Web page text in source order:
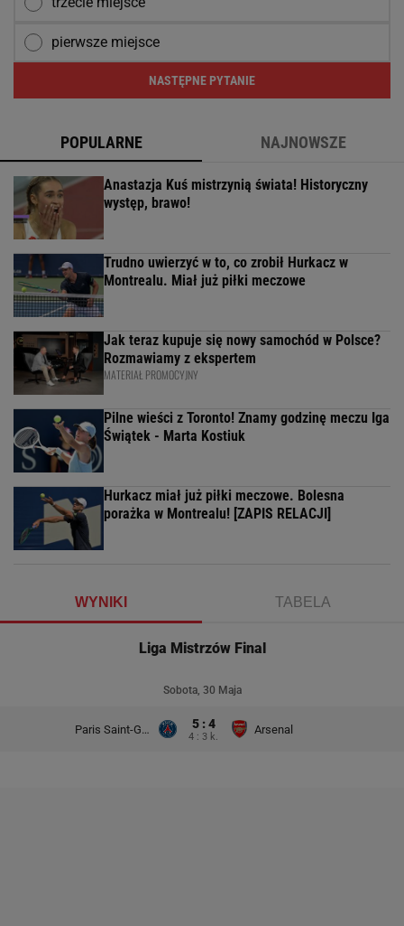
pierwsze miejsce
NASTĘPNE PYTANIE
POPULARNE NAJNOWSZE
Anastazja Kuś mistrzynią świata! Historyczny
występ, brawo!
Trudno uwierzyć w to, co zrobił Hurkacz w
Montrealu. Miał już piłki meczowe
Jak teraz kupuje się nowy samochód w Polsce?
Rozmawiamy z ekspertem
MATERIAŁ PROMOCYJNY
Pilne wieści z Toronto! Znamy godzinę meczu Iga
Świątek - Marta Kostiuk
Hurkacz miał już piłki meczowe. Bolesna
porażka w Montrealu! [ZAPIS RELACJI]
WYNIKI TABELA
Liga Mistrzów Final
Sobota, 30 Maja
Paris Saint-Germain 5 : 4
4 : 3 k.
Arsenal